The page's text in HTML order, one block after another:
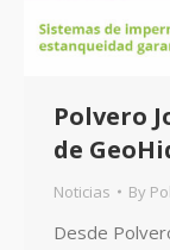
Polvero
de
Noticias By
Desde